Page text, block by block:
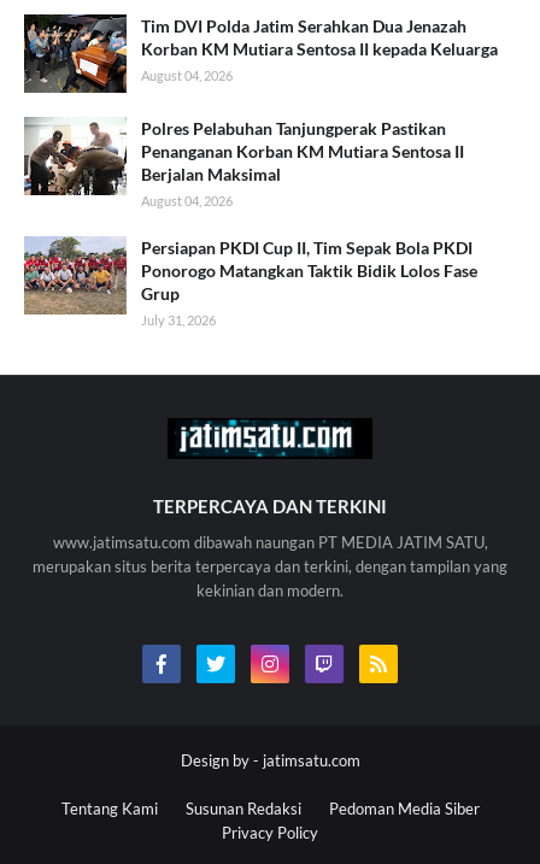
Tim DVI Polda Jatim Serahkan Dua Jenazah
Korban KM Mutiara Sentosa II kepada Keluarga
August 04, 2026
Polres Pelabuhan Tanjungperak Pastikan
Penanganan Korban KM Mutiara Sentosa II
Berjalan Maksimal
August 04, 2026
Persiapan PKDI Cup II, Tim Sepak Bola PKDI
Ponorogo Matangkan Taktik Bidik Lolos Fase
Grup
July 31, 2026
TERPERCAYA DAN TERKINI
www.jatimsatu.com dibawah naungan PT MEDIA JATIM SATU,
merupakan situs berita terpercaya dan terkini, dengan tampilan yang
kekinian dan modern.
Design by - jatimsatu.com
Tentang Kami Susunan Redaksi
Pedoman Media Siber
Privacy Policy